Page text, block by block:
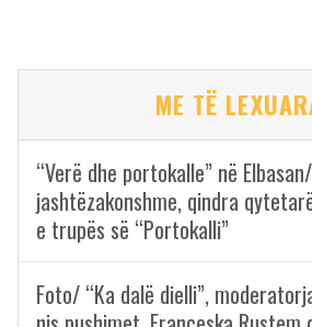
ME TË
“Verë dhe portokalle” në
jashtëzakonshme, qindra
e trupës së “Portokalli”
Foto/ “Ka dalë dielli”,